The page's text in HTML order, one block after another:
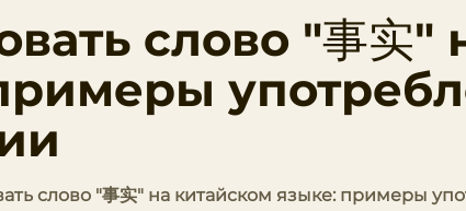
слово "事实"
слово "事实" на китайском языке: примеры